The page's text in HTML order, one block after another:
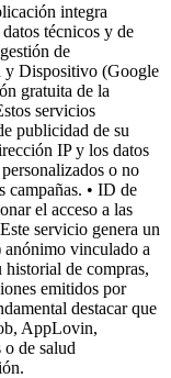
integra
técnicos y de
de
y Dispositivo (Google
gratuita de la
servicios
publicidad de su
IP y los datos
o no
campañas. • ID de
el acceso a las
servicio genera un
vinculado a
de compras,
emitidos por
destacar que
AppLovin,
de salud